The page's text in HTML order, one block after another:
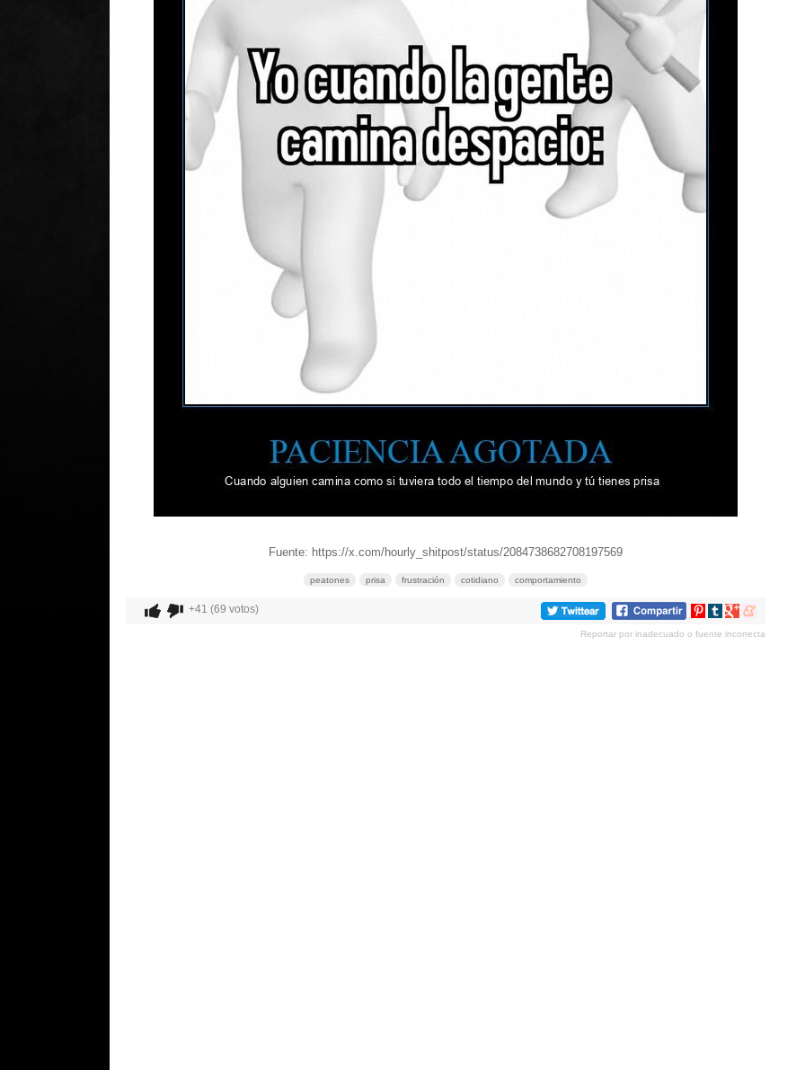
Fuente: https://x.com/hourly_shitpost/status/2084738682708197569
peatones prisa frustración cotidiano comportamiento
+41 (69 votos)
Compartir
Pinterest
Compartir
tumblr
Compartir
Google+
Compartir
meneame
Reportar por inadecuado o fuente incorrecta